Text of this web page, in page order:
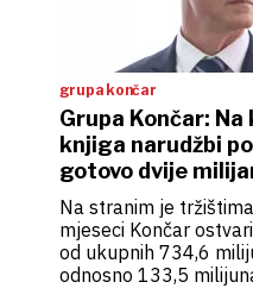
grupa končar
Grupa Končar:
knjiga narudžbi
gotovo dvije
Na stranim je
mjeseci Končar
od ukupnih 734,6
odnosno 133,5